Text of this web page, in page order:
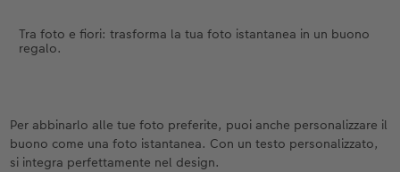
Tra foto e fiori: trasforma la tua foto istantanea in un buono
regalo.
Per abbinarlo alle tue foto preferite, puoi anche personalizzare il
buono come una foto istantanea. Con un testo personalizzato,
si integra perfettamente nel design.